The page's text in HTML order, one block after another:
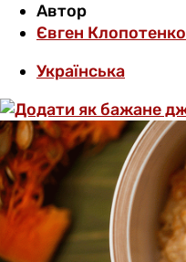
Автор
Євген Клопотенко
Українська